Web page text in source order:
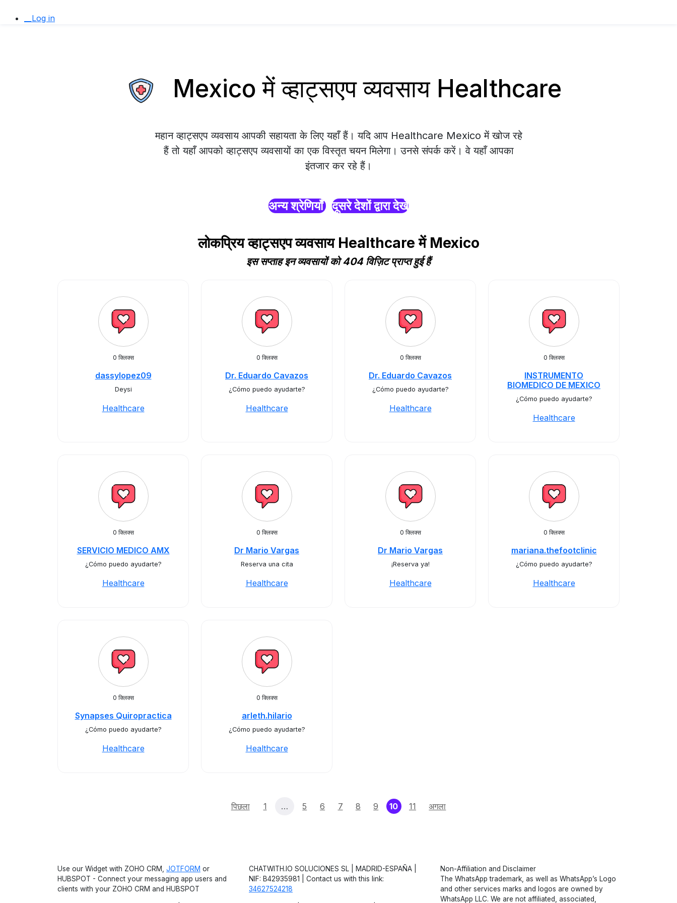
__Log in
Mexico में व्हाट्सएप व्यवसाय Healthcare
महान व्हाट्सएप व्यवसाय आपकी सहायता के लिए यहाँ हैं। यदि आप Healthcare Mexico में खोज रहे
हैं तो यहाँ आपको व्हाट्सएप व्यवसायों का एक विस्तृत चयन मिलेगा। उनसे संपर्क करें। वे यहाँ आपका
इंतजार कर रहे हैं।
अन्य श्रेणियाँ दूसरे देशों द्वारा देखें
लोकप्रिय व्हाट्सएप व्यवसाय Healthcare में Mexico
इस सप्ताह इन व्यवसायों को 404 विज़िट प्राप्त हुई हैं
0 क्लिक्स
dassylopez09
Deysi
Healthcare
0 क्लिक्स
Dr. Eduardo Cavazos
¿Cómo puedo ayudarte?
Healthcare
0 क्लिक्स
Dr. Eduardo Cavazos
¿Cómo puedo ayudarte?
Healthcare
0 क्लिक्स
INSTRUMENTO
BIOMEDICO DE MEXICO
¿Cómo puedo ayudarte?
Healthcare
0 क्लिक्स
SERVICIO MEDICO AMX
¿Cómo puedo ayudarte?
Healthcare
0 क्लिक्स
Dr Mario Vargas
Reserva una cita
Healthcare
0 क्लिक्स
Dr Mario Vargas
¡Reserva ya!
Healthcare
0 क्लिक्स
mariana.thefootclinic
¿Cómo puedo ayudarte?
Healthcare
0 क्लिक्स
Synapses Quiropractica
¿Cómo puedo ayudarte?
Healthcare
0 क्लिक्स
arleth.hilario
¿Cómo puedo ayudarte?
Healthcare
पिछला 1 … 5 6 7 8 9 10(current)
11 अगला
Use our Widget with ZOHO CRM, JOTFORM or
HUBSPOT - Connect your messaging app users and
clients with your ZOHO CRM and HUBSPOT
CHATWITH.IO SOLUCIONES SL | MADRID-ESPAÑA |
NIF: B42935981 | Contact us with this link:
34627524218
Non-Affiliation and Disclaimer
The WhatsApp trademark, as well as WhatsApp’s Logo
and other services marks and logos are owned by
WhatsApp LLC. We are not affiliated, associated,